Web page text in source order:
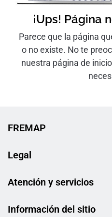
¡Ups! Página
Parece que la página
o no existe. No te
nuestra página de
FREMAP
Legal
Atención y servicios
Información del sitio